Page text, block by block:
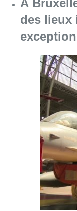
À
des lieux